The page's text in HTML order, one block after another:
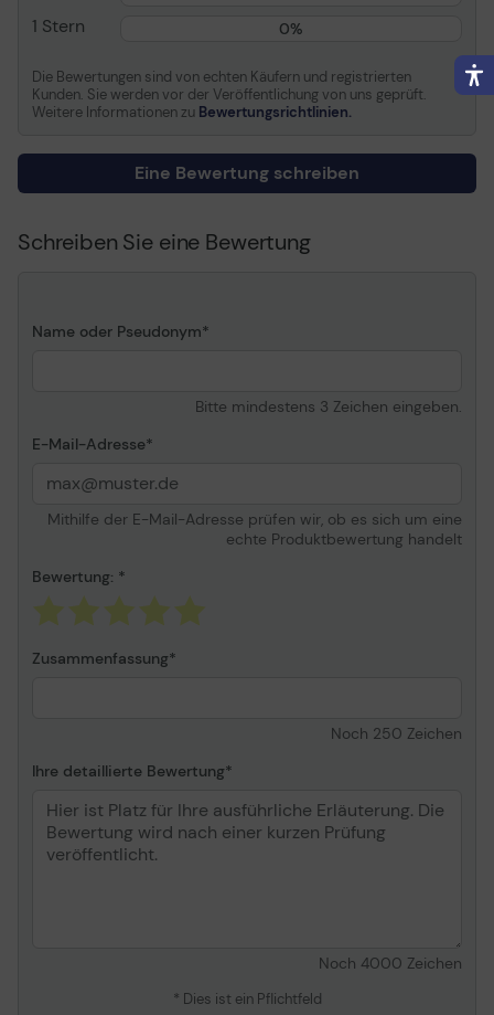
Sicherheitskappe,
metallgefasste Spitze,
Kappe
Sechseckig -
Polypropylen
Ausschlussklausel für
Bildfarbe
Das dargestellte Bild des
Produkts kann eine
1 Stern 0%
Die Bewertungen sind von echten Käufern und registrierten
Kunden. Sie werden vor der Veröffentlichung von uns geprüft.
Weitere Informationen zu Bewertungsrichtlinien.
Eine Bewertung schreiben
Schreiben Sie eine Bewertung
Name oder Pseudonym
Bitte mindestens 3 Zeichen eingeben.
E-Mail-Adresse
Mithilfe der E-Mail-Adresse prüfen wir, ob es sich um eine
echte Produktbewertung handelt
Bewertung:
Zusammenfassung
Noch 250 Zeichen
Ihre detaillierte Bewertung
Noch 4000 Zeichen
* Dies ist ein Pflichtfeld